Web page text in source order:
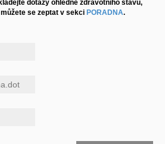
dotazy ohledně zdravotního stavu,
se zeptat v sekci PORADNA.